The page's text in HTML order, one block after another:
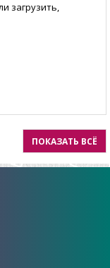
загрузить,
ПОКАЗАТЬ ВСЁ